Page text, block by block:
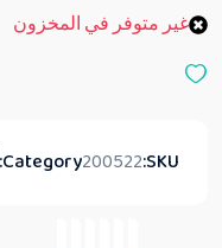
م
ن
غير متوفر في المخزون
SKU:
200522
Category: